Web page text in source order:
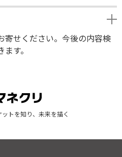
寄せください。今後の内容検
す。
トを知り、未来を描く